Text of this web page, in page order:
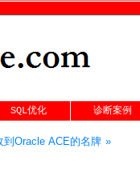
SQL优化 诊断案例
到Oracle ACE的名牌 »